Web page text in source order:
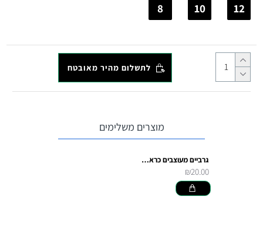
12
10
8
לתשלום מהיר מאובטח
מוצרים משלימים
גרביים מעוצבים כראמל כוכבים צהוב
₪20.00